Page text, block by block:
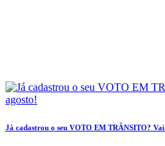
Já cadastrou o seu VOTO EM TRÂNSITO?